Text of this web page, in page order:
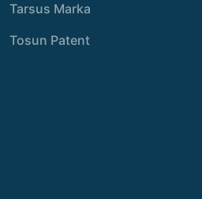
Tarsus Marka
Tosun Patent